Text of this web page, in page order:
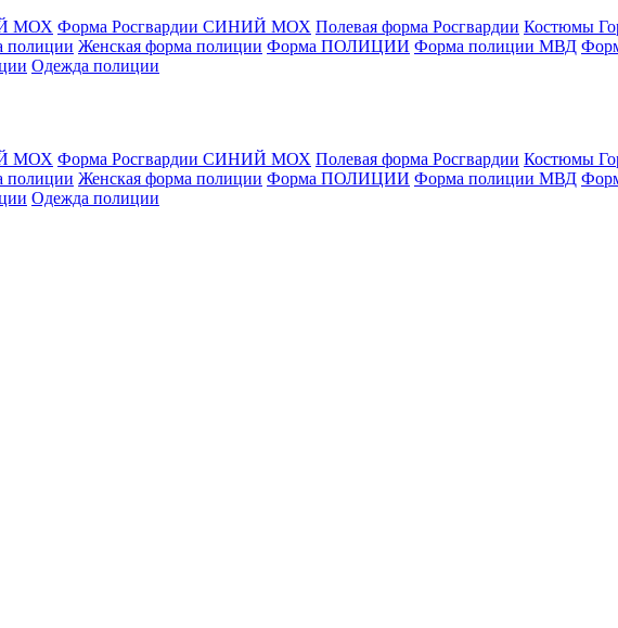
МОХ Форма Росгвардии СИНИЙ МОХ Полевая форма Росгвардии Костюмы
полиции Женская форма полиции Форма ПОЛИЦИИ Форма полиции МВД
Одежда полиции
МОХ Форма Росгвардии СИНИЙ МОХ Полевая форма Росгвардии Костюмы
полиции Женская форма полиции Форма ПОЛИЦИИ Форма полиции МВД
Одежда полиции